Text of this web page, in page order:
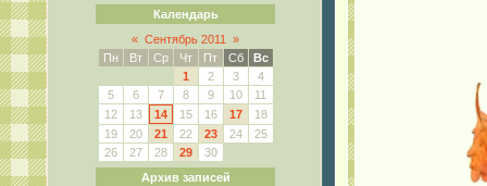
Календарь
« Сентябрь 2011
»
Пн
Вт Ср Чт Пт Сб
Вс
1
2 3
4
5
6 7 8 9 10
11
12
13 14 15 16 17
18
19
20 21 22 23 24
25
26
27 28 29
30
Архив записей